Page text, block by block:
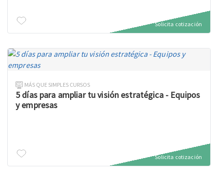
Solicita cotización
MÁS QUE SIMPLES CURSOS
5 días para ampliar tu visión estratégica - Equipos
y empresas
Solicita cotización